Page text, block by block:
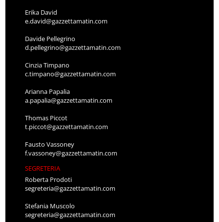
Erika David
e.david@gazzettamatin.com
Davide Pellegrino
d.pellegrino@gazzettamatin.com
Cinzia Timpano
c.timpano@gazzettamatin.com
Arianna Papalia
a.papalia@gazzettamatin.com
Thomas Piccot
t.piccot@gazzettamatin.com
Fausto Vassoney
f.vassoney@gazzettamatin.com
SEGRETERIA
Roberta Prodoti
segreteria@gazzettamatin.com
Stefania Muscolo
segreteria@gazzettamatin.com